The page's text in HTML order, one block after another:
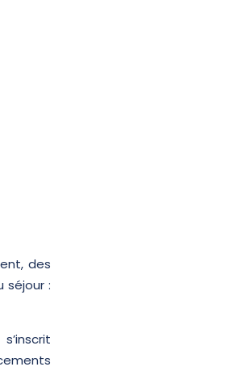
des
séjour :